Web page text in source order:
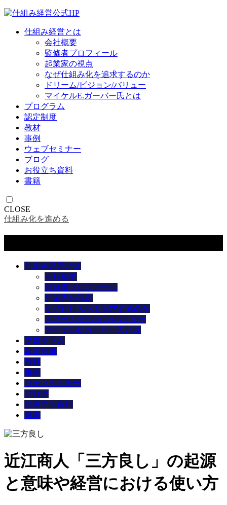
仕組み経営とは
会社概要
監修者プロフィール
起業家の視点
なぜ仕組み化を追求するのか
ドリーム/ビジョン/バリュー
マイケルE.ガーバー氏とは
プログラム
認定制度
教材
事例
ウェブセミナー
ブログ
お役立ち資料
書籍
CLOSE
仕組み化を進める
仕組み経営とは
会社概要
監修者プロフィール
起業家の視点
なぜ仕組み化を追求するのか
ドリーム/ビジョン/バリュー
マイケルE.ガーバー氏とは
プログラム
認定制度
教材
事例
ウェブセミナー
ブログ
お役立ち資料
書籍
近江商人「三方良し」の起源
と意味や経営における使い方